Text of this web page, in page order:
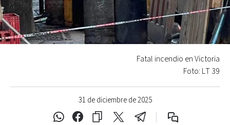
31 de diciembre de 2025
Fatal incendio en Victoria
Foto: LT 39